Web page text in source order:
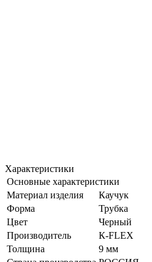
Характеристики
Основные характеристики
Материал изделия
Каучук
Форма
Трубка
Цвет
Черный
Производитель
К-FLEX
Толщина
9 мм